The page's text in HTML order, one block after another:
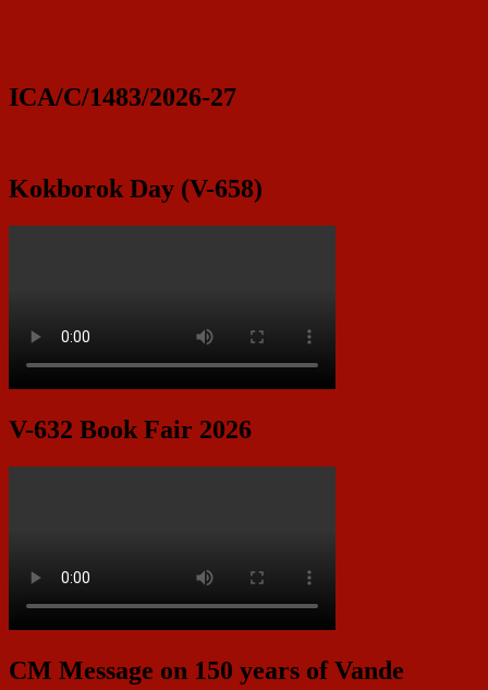
ICA/C/1483/2026-27
Kokborok Day (V-658)
V-632 Book Fair 2026
CM Message on 150 years of Vande